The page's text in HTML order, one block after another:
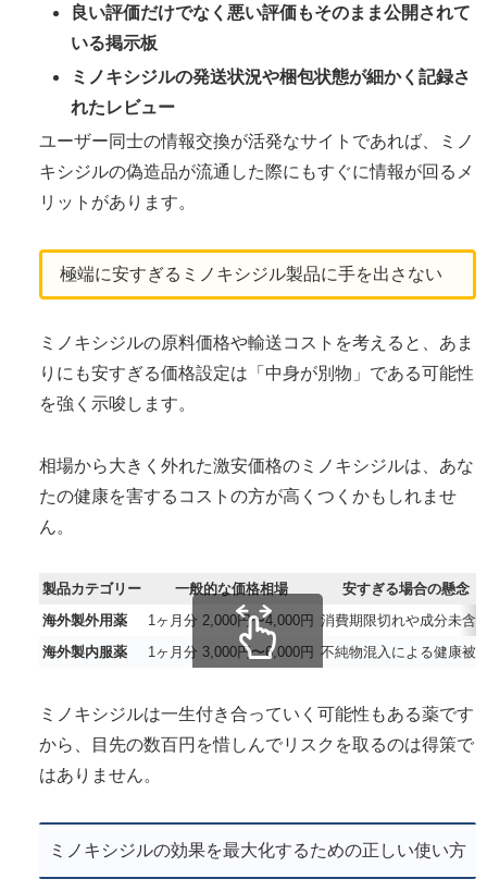
良い評価だけでなく悪い評価もそのまま公開されて
いる掲示板
ミノキシジルの発送状況や梱包状態が細かく記録さ
れたレビュー
ユーザー同士の情報交換が活発なサイトであれば、ミノ
キシジルの偽造品が流通した際にもすぐに情報が回るメ
リットがあります。
極端に安すぎるミノキシジル製品に手を出さない
ミノキシジルの原料価格や輸送コストを考えると、あま
りにも安すぎる価格設定は「中身が別物」である可能性
を強く示唆します。
相場から大きく外れた激安価格のミノキシジルは、あな
たの健康を害するコストの方が高くつくかもしれませ
ん。
製品カテゴリー 一般的な価格相場
安すぎる場合の懸念
海外製外用薬
1ヶ月分 2,000円〜4,000円 消費期限切れや成分未含
海外製内服薬
1ヶ月分 3,000円〜6,000円 不純物混入による健康被
ミノキシジルは一生付き合っていく可能性もある薬です
から、目先の数百円を惜しんでリスクを取るのは得策で
はありません。
ミノキシジルの効果を最大化するための正しい使い方